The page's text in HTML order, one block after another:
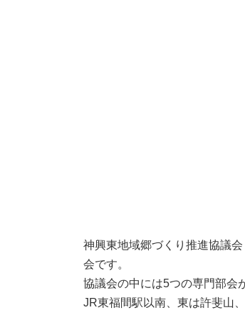
神興東地域郷づくり推進協議
会です。
協議会の中には5つの専門部会
JR東福間駅以南、東は許斐山